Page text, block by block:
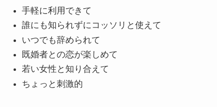
手軽に利用できて
誰にも知られずにコッソリと使えて
いつでも辞められて
既婚者との恋が楽しめて
若い女性と知り合えて
ちょっと刺激的